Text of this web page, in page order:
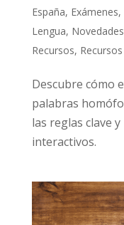
España, Exámenes,
Lengua, Novedades
Recursos, Recursos
Descubre cómo
palabras
las reglas clave
interactivos.